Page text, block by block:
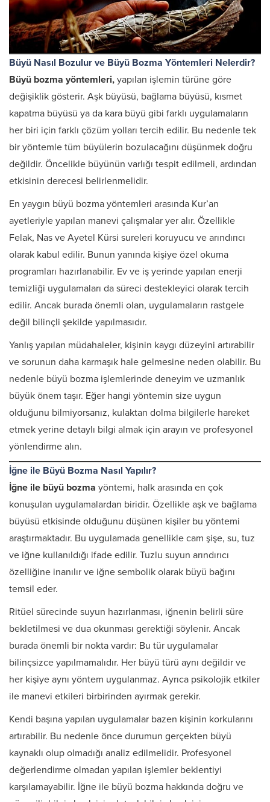
Büyü Nasıl Bozulur ve Büyü Bozma Yöntemleri Nelerdir?
Büyü bozma yöntemleri, yapılan işlemin türüne göre
değişiklik gösterir. Aşk büyüsü, bağlama büyüsü, kısmet
kapatma büyüsü ya da kara büyü gibi farklı uygulamaların
her biri için farklı çözüm yolları tercih edilir. Bu nedenle tek
bir yöntemle tüm büyülerin bozulacağını düşünmek doğru
değildir. Öncelikle büyünün varlığı tespit edilmeli, ardından
etkisinin derecesi belirlenmelidir.
En yaygın büyü bozma yöntemleri arasında Kur’an
ayetleriyle yapılan manevi çalışmalar yer alır. Özellikle
Felak, Nas ve Ayetel Kürsi sureleri koruyucu ve arındırıcı
olarak kabul edilir. Bunun yanında kişiye özel okuma
programları hazırlanabilir. Ev ve iş yerinde yapılan enerji
temizliği uygulamaları da süreci destekleyici olarak tercih
edilir. Ancak burada önemli olan, uygulamaların rastgele
değil bilinçli şekilde yapılmasıdır.
Yanlış yapılan müdahaleler, kişinin kaygı düzeyini artırabilir
ve sorunun daha karmaşık hale gelmesine neden olabilir. Bu
nedenle büyü bozma işlemlerinde deneyim ve uzmanlık
büyük önem taşır. Eğer hangi yöntemin size uygun
olduğunu bilmiyorsanız, kulaktan dolma bilgilerle hareket
etmek yerine detaylı bilgi almak için arayın ve profesyonel
yönlendirme alın.
İğne ile Büyü Bozma Nasıl Yapılır?
İğne ile büyü bozma yöntemi, halk arasında en çok
konuşulan uygulamalardan biridir. Özellikle aşk ve bağlama
büyüsü etkisinde olduğunu düşünen kişiler bu yöntemi
araştırmaktadır. Bu uygulamada genellikle cam şişe, su, tuz
ve iğne kullanıldığı ifade edilir. Tuzlu suyun arındırıcı
özelliğine inanılır ve iğne sembolik olarak büyü bağını
temsil eder.
Ritüel sürecinde suyun hazırlanması, iğnenin belirli süre
bekletilmesi ve dua okunması gerektiği söylenir. Ancak
burada önemli bir nokta vardır: Bu tür uygulamalar
bilinçsizce yapılmamalıdır. Her büyü türü aynı değildir ve
her kişiye aynı yöntem uygulanmaz. Ayrıca psikolojik etkiler
ile manevi etkileri birbirinden ayırmak gerekir.
Kendi başına yapılan uygulamalar bazen kişinin korkularını
artırabilir. Bu nedenle önce durumun gerçekten büyü
kaynaklı olup olmadığı analiz edilmelidir. Profesyonel
değerlendirme olmadan yapılan işlemler beklentiyi
karşılamayabilir. İğne ile büyü bozma hakkında doğru ve